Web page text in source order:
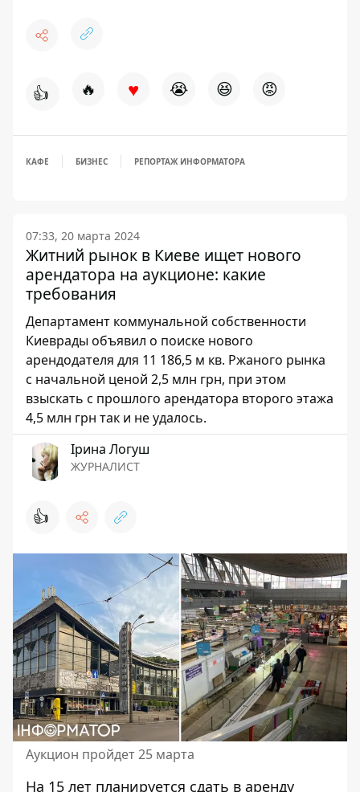
👍 🔥 ♥ 😭 😆 😡
КАФЕ БИЗНЕС РЕПОРТАЖ ИНФОРМАТОРА
07:33, 20 марта 2024
Житний рынок в Киеве ищет нового
арендатора на аукционе: какие
требования
Департамент коммунальной собственности
Киеврады объявил о поиске нового
арендодателя для 11 186,5 м кв. Ржаного рынка
с начальной ценой 2,5 млн грн, при этом
взыскать с прошлого арендатора второго этажа
4,5 млн грн так и не удалось.
Ірина Логуш
ЖУРНАЛИСТ
👍
Аукцион пройдет 25 марта
На 15 лет планируется сдать в аренду